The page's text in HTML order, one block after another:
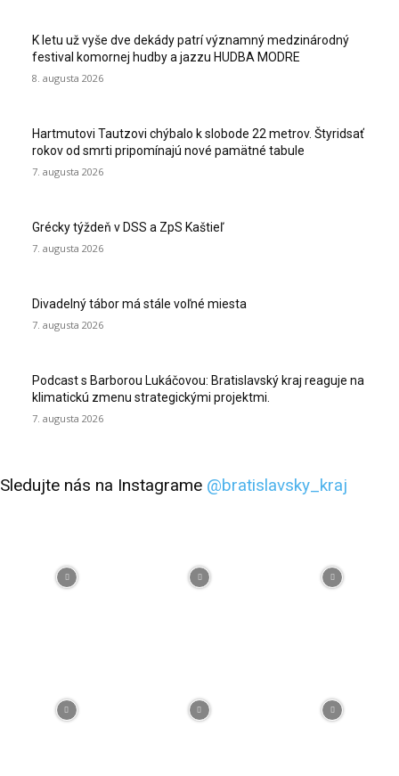
K letu už vyše dve dekády patrí významný medzinárodný
festival komornej hudby a jazzu HUDBA MODRE
8. augusta 2026
Hartmutovi Tautzovi chýbalo k slobode 22 metrov. Štyridsať
rokov od smrti pripomínajú nové pamätné tabule
7. augusta 2026
Grécky týždeň v DSS a ZpS Kaštieľ
7. augusta 2026
Divadelný tábor má stále voľné miesta
7. augusta 2026
Podcast s Barborou Lukáčovou: Bratislavský kraj reaguje na
klimatickú zmenu strategickými projektmi.
7. augusta 2026
Sledujte nás na Instagrame @bratislavsky_kraj